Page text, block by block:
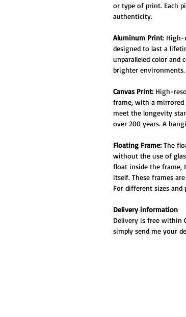
or type of print. Each
authenticity.
Aluminum Print: High-
designed to last a
unparalleled color and
brighter
Canvas Print: High-
frame, with a mirrored
meet the longevity
over 200 years. A
Floating Frame: The
without the use of
float inside the frame,
itself. These frames
For different sizes
Delivery information
Delivery is free within
simply send me your